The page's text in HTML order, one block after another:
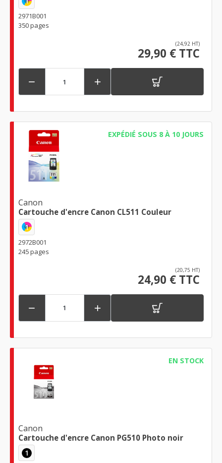
2971B001
350 pages
(24,92 HT)
29,90 € TTC
 
EXPÉDIÉ SOUS 8 À 10 JOURS
Canon
Cartouche d'encre Canon CL511 Couleur
1
2972B001
245 pages
(20,75 HT)
24,90 € TTC
 
EN STOCK
Canon
Cartouche d'encre Canon PG510 Photo noir
1